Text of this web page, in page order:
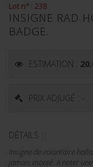
Lot n° : 238
INSIGNE RAD
BADGE.
ESTIMATION :
PRIX ADJUGÉ : -
DÉTAILS :
Insigne de volontaire
jamais monté. A noter